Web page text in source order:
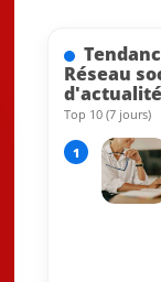
15 June 2022
Réseau
Top 10 (7 jours)
1